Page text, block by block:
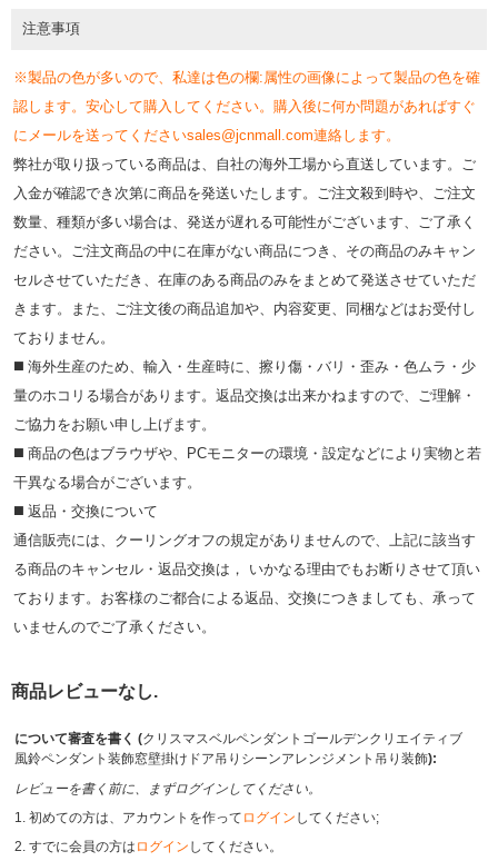
注意事項
※製品の色が多いので、私達は色の欄:属性の画像によって製品の色を確
認します。安心して購入してください。購入後に何か問題があればすぐ
にメールを送ってくださいsales@jcnmall.com連絡します。
弊社が取り扱っている商品は、自社の海外工場から直送しています。ご
入金が確認でき次第に商品を発送いたします。ご注文殺到時や、ご注文
数量、種類が多い場合は、発送が遅れる可能性がございます、ご了承く
ださい。ご注文商品の中に在庫がない商品につき、その商品のみキャン
セルさせていただき、在庫のある商品のみをまとめて発送させていただ
きます。また、ご注文後の商品追加や、内容変更、同梱などはお受付し
ておりません。
◼️ 海外⽣産のため、輸⼊・⽣産時に、擦り傷・バリ・歪み・色ムラ・少
量のホコリる場合があります。返品交換は出来かねますので、ご理解・
ご協⼒をお願い申し上げます。
◼️ 商品の⾊はブラウザや、PCモニターの環境・設定などにより実物と若
⼲異なる場合がございます。
◼️ 返品・交換について
通信販売には、クーリングオフの規定がありませんので、上記に該当す
る商品のキャンセル・返品交換は， いかなる理由でもお断りさせて頂い
ております。お客様のご都合による返品、交換につきましても、承って
いませんのでご了承ください。
商品レビューなし.
について審査を書く (クリスマスベルペンダントゴールデンクリエイティブ
風鈴ペンダント装飾窓壁掛けドア吊りシーンアレンジメント吊り装飾):
レビューを書く前に、まずログインしてください。
1. 初めての方は、アカウントを作って ログイン してください;
2. すでに会員の方は ログイン してください。